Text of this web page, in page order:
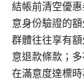
結帳前清空優
意身份驗證的
群體往往享有
意退款條款；
在滿意度達標